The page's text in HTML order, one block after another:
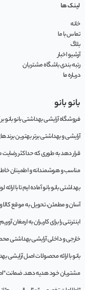
لینک ها
خانه
تماس با ما
بلاگ
آرشیو اخبار
رتبه بندی باشگاه مشتریان
درباره ما
بانو بانو
فروشگاه آرایشی بهداشتی بانو بانو
آرایشی و بهداشتی برتر بهترین
قرار دهد به طوری که حداکثر
مناسب و هوشمندانه و اطمینان
بهداشتی بانو بانو آماده ایم تا با
آسان و مطمئن، تحویل به موقع
اینترنتی را برای کاربران به ارمغان
خارجی و داخلی آرایشی بهداشتی
بانو با ارائه محصولات اصل آرایشی
مشتریان خود هدیه دهد. ضمانت "اصل